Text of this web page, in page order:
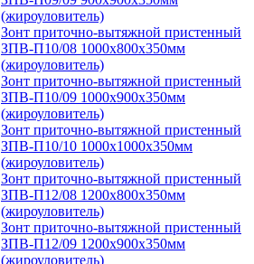
(жироуловитель)
Зонт приточно-вытяжной пристенный
ЗПВ-П10/08 1000х800х350мм
(жироуловитель)
Зонт приточно-вытяжной пристенный
ЗПВ-П10/09 1000х900х350мм
(жироуловитель)
Зонт приточно-вытяжной пристенный
ЗПВ-П10/10 1000х1000х350мм
(жироуловитель)
Зонт приточно-вытяжной пристенный
ЗПВ-П12/08 1200х800х350мм
(жироуловитель)
Зонт приточно-вытяжной пристенный
ЗПВ-П12/09 1200х900х350мм
(жироуловитель)